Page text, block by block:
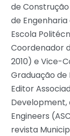
de
de
Escola
Coordenador
2010) e Vice-
Graduação de
Editor
Development,
Engineers
revista